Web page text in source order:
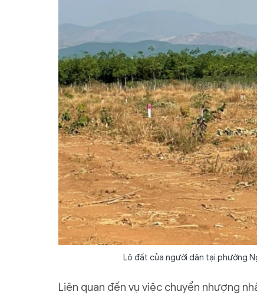
Lô đất của người dân tại phường
Liên quan đến vụ việc chuyển nhượng